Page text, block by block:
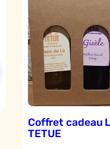
Coffret cadeau
TETUE